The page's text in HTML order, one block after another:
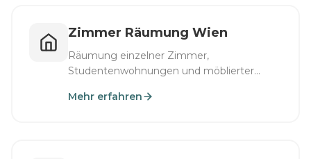
Zimmer Räumung Wien
Räumung einzelner Zimmer,
Studentenwohnungen und möblierter
Mehr erfahren